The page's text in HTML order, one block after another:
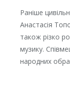
Раніше
Анастасія
також різко
музику.
народних